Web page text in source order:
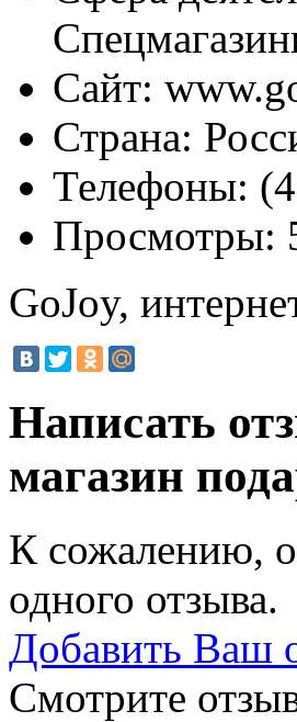
Сайт:
Страна:
Телефоны:
Просмотры:
GoJoy,
Написать
магазин
К сожалению,
одного отзыва.
Добавить Ваш
Смотрите